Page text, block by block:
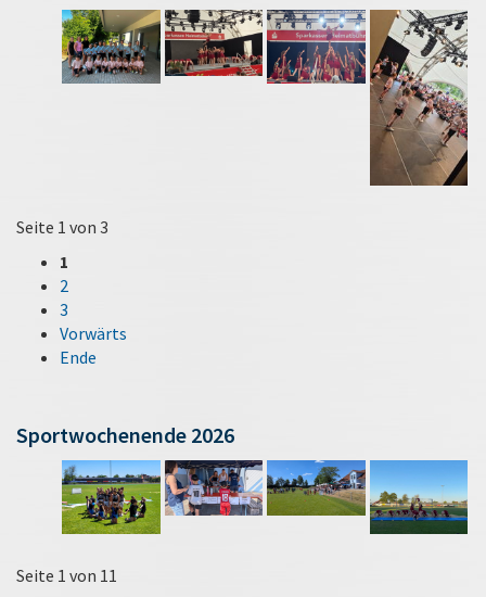
Seite 1 von 3
1
2
3
Vorwärts
Ende
Sportwochenende 2026
Seite 1 von 11